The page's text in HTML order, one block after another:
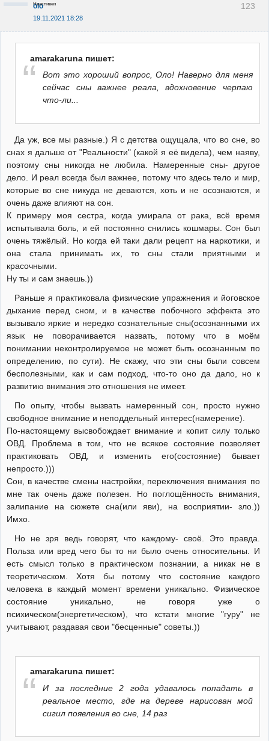
123
olo
19.11.2021 18:28
Неактивен
amarakaruna пишет:
Вот это хороший вопрос, Оло! Наверно для меня
сейчас сны важнее реала, вдохновение черпаю
что-ли...
Да уж, все мы разные.) Я с детства ощущала, что во сне, во
снах я дальше от "Реальности" (какой я её видела), чем наяву,
поэтому сны никогда не любила. Намеренные сны- другое
дело. И реал всегда был важнее, потому что здесь тело и мир,
которые во сне никуда не деваются, хоть и не осознаются, и
очень даже влияют на сон.
К примеру моя сестра, когда умирала от рака, всё время
испытывала боль, и ей постоянно снились кошмары. Сон был
очень тяжёлый. Но когда ей таки дали рецепт на наркотики, и
она стала принимать их, то сны стали приятными и
красочными.
Ну ты и сам знаешь.))
Раньше я практиковала физические упражнения и йоговское
дыхание перед сном, и в качестве побочного эффекта это
вызывало яркие и нередко сознательные сны(осознанными их
язык не поворачивается назвать, потому что в моём
понимании неконтролируемое не может быть осознанным по
определению, по сути). Не скажу, что эти сны были совсем
бесполезными, как и сам подход, что-то оно да дало, но к
развитию внимания это отношения не имеет.
По опыту, чтобы вызвать намеренный сон, просто нужно
свободное внимание и неподдельный интерес(намерение).
По-настоящему высвобождает внимание и копит силу только
ОВД. Проблема в том, что не всякое состояние позволяет
практиковать ОВД, и изменить его(состояние) бывает
непросто.)))
Сон, в качестве смены настройки, переключения внимания по
мне так очень даже полезен. Но поглощённость внимания,
залипание на сюжете сна(или яви), на восприятии- зло.))
Имхо.
Но не зря ведь говорят, что каждому- своё. Это правда.
Польза или вред чего бы то ни было очень относительны. И
есть смысл только в практическом познании, а никак не в
теоретическом. Хотя бы потому что состояние каждого
человека в каждый момент времени уникально. Физическое
состояние уникально, не говоря уже о
психическом(энергетическом), что кстати многие "гуру" не
учитывают, раздавая свои "бесценные" советы.))
amarakaruna пишет:
И за последние 2 года удавалось попадать в
реальное место, где на дереве нарисован мой
сигил появления во сне, 14 раз